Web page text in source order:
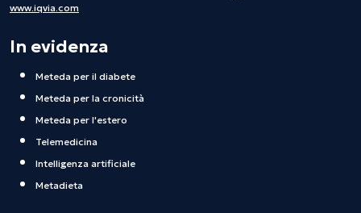
www.iqvia.com
In evidenza
Meteda per il diabete
Meteda per la cronicità
Meteda per l'estero
Telemedicina
Intelligenza artificiale
Metadieta